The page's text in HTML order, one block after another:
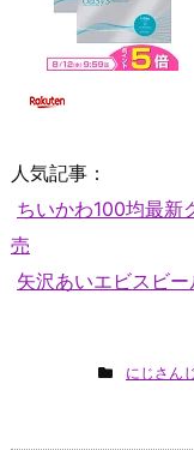
人気記事：
ちいかわ100均最新
売
矢沢あいエビスビ
にじさんじ